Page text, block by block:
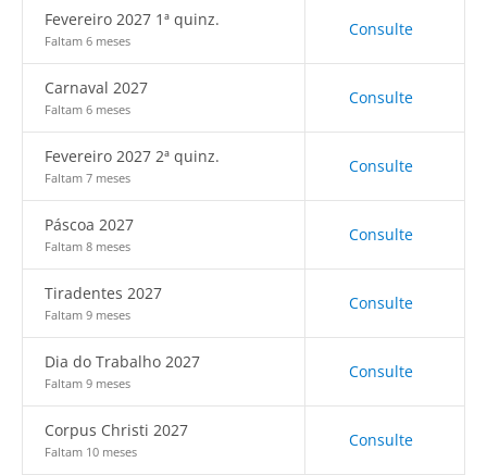
Fevereiro 2027 1ª quinz.
Faltam 6 meses
Consulte
Carnaval 2027
Faltam 6 meses
Consulte
Fevereiro 2027 2ª quinz.
Faltam 7 meses
Consulte
Páscoa 2027
Faltam 8 meses
Consulte
Tiradentes 2027
Faltam 9 meses
Consulte
Dia do Trabalho 2027
Faltam 9 meses
Consulte
Corpus Christi 2027
Faltam 10 meses
Consulte